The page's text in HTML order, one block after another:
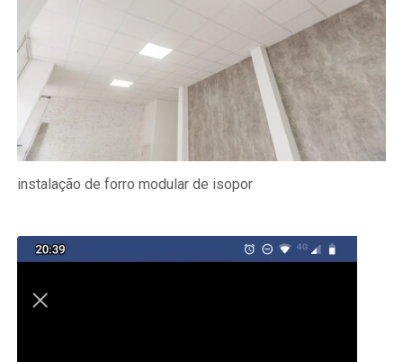
instalação de forro modular de isopor